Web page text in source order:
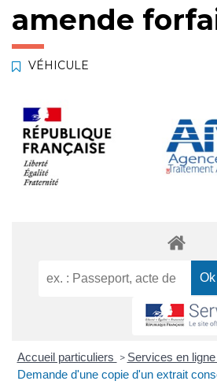
amende
VÉHICULE
Accueil particuliers > Services en
Demande d'une copie d'un extrait